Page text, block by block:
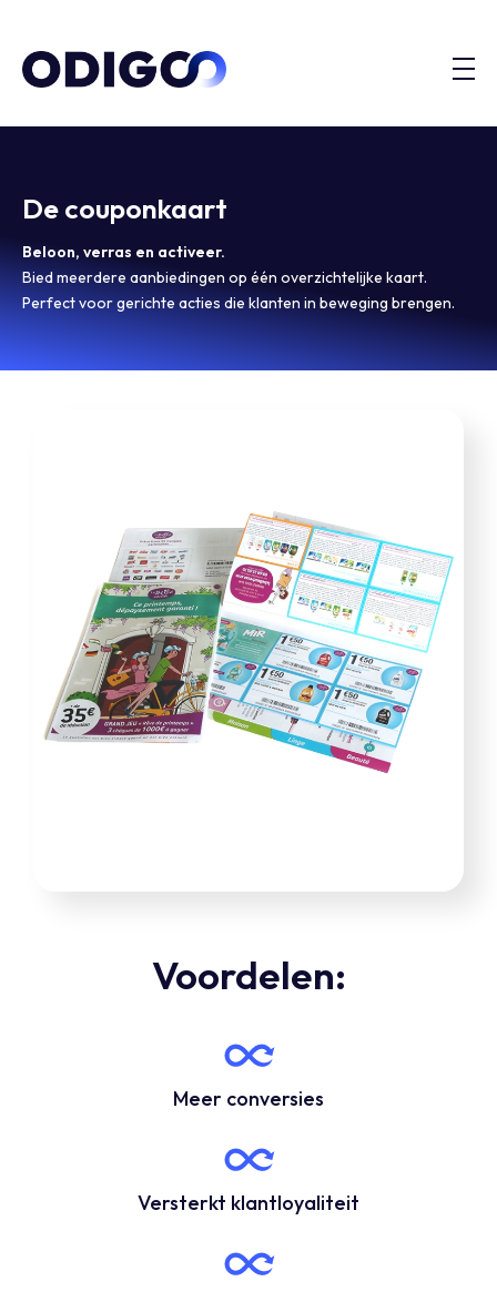
De couponkaart
Beloon, verras en activeer.
Bied meerdere aanbiedingen op één overzichtelijke kaart.
Perfect voor gerichte acties die klanten in beweging brengen.
Voordelen:
Meer conversies
Versterkt klantloyaliteit